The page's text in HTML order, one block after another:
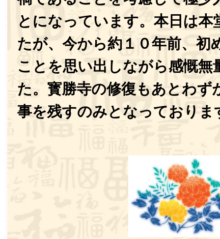
とになっています。本日は
たが、今から約１０年前、初
ことを思い出しながら感慨無
た。寳勝寺の修復もあとわず
事を残すのみとなっておりま